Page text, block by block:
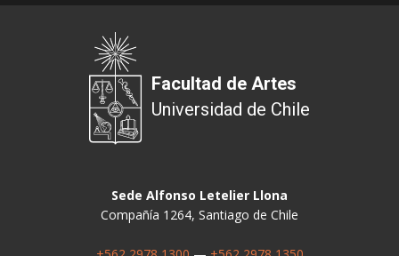
Facultad de Artes
Universidad de Chile
Sede Alfonso Letelier Llona
Compañía 1264, Santiago de Chile